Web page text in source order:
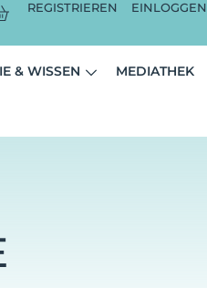
REGISTRIEREN EINLOGGEN
& WISSEN MEDIATHEK